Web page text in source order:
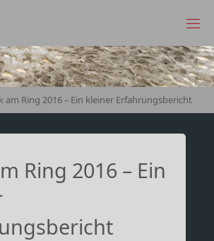
am Ring 2016 – Ein kleiner Erfahrungsbericht
Ring 2016 – Ein